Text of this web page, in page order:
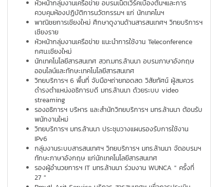
หัวหน้ากลุ่มงานเครือข่าย อบรมเน็ตเวิร์คเบื้องต้นฯและการ
ควบคุมห้องปฏิบัติการนวัตกรรมฯ แก่ นักเทคโนฯ
พาณิชยการเชียงใหม่ ศึกษาดูงานด้านสารสนเทศฯ วิทยบริการฯ
เชียงราย
หัวหน้ากลุ่มงานเครือข่าย แนะนำการใช้งาน Teleconference
กศน.เชียงใหม่
นักเทคโนโลยีสารสนเทศ สวท.มทร.ล้านนา อบรมภาษาอังกฤษ
ออนไลน์และทักษะเทคโนโลยีสารสนเทศ
วิทยบริการฯ 6 พื้นที่ จับมือฯถ่ายทอดสด วิสัยทัศน์ ผู้สมควร
ดำรงตำแหน่งอธิการบดี มทร.ล้านนา ด้วยระบบ video
streaming
รองอธิการฯ บริหาร และสำนักวิทยบริการฯ มทร.ล้านนา ต้อนรับ
พนักงานใหม่
วิทยบริการฯ มทร.ล้านนา ประชุมวางแผนรองรับการใช้งาน
IPv6
กลุ่มงานระบบสารสนเทศฯ วิทยบริการฯ มทร.ล้านนา จัดอบรมฯ
ทักษะภาษาอังกฤษ แก่นักเทคโนโลยีสารสนเทศ
รองผู้อำนวยการฯ IT มทร.ล้านนา ร่วมงาน WUNCA " ครั้งที่
27 "